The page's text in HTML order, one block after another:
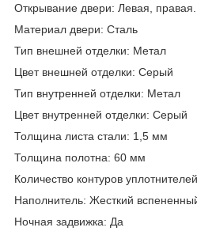
Открывание двери: Левая, правая.
Материал двери: Сталь
Тип внешней отделки: Метал
Цвет внешней отделки: Серый
Тип внутренней отделки: Метал
Цвет внутренней отделки: Серый
Толщина листа стали: 1,5 мм
Толщина полотна: 60 мм
Количество контуров
Наполнитель: Жесткий
Ночная задвижка: Да